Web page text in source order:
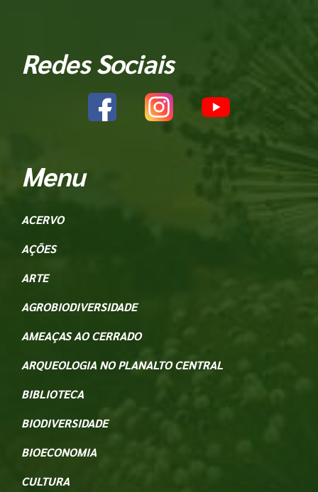
Redes Sociais
Menu
ACERVO
AÇÕES
ARTE
AGROBIODIVERSIDADE
AMEAÇAS AO CERRADO
ARQUEOLOGIA NO PLANALTO CENTRAL
BIBLIOTECA
BIODIVERSIDADE
BIOECONOMIA
CULTURA